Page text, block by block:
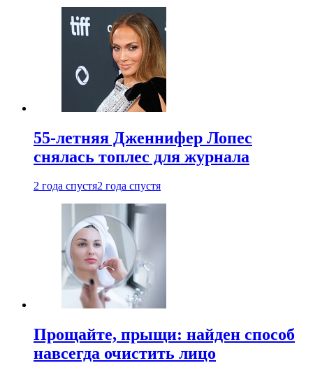
55-летняя Дженнифер Лопес
снялась топлес для журнала
2 года спустя2 года спустя
Прощайте, прыщи: найден способ
навсегда очистить лицо